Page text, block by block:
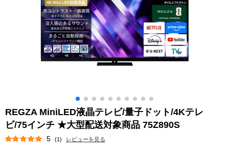
REGZA MiniLED液晶テレビ/量子ドット/4Kテレ
ビ/75インチ ★大型配送対象商品 75Z890S
5 (1) レビューを見る